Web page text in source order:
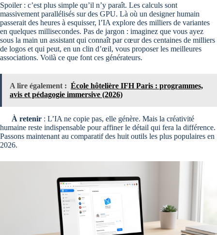
Spoiler : c’est plus simple qu’il n’y paraît. Les calculs sont
massivement parallélisés sur des GPU. Là où un designer humain
passerait des heures à esquisser, l’IA explore des milliers de variantes
en quelques millisecondes. Pas de jargon : imaginez que vous ayez
sous la main un assistant qui connaît par cœur des centaines de milliers
de logos et qui peut, en un clin d’œil, vous proposer les meilleures
associations. Voilà ce que font ces générateurs.
A lire également : École hôtelière IFH Paris : programmes,
avis et pédagogie immersive (2026)
À retenir : L’IA ne copie pas, elle génère. Mais la créativité
humaine reste indispensable pour affiner le détail qui fera la différence.
Passons maintenant au comparatif des huit outils les plus populaires en
2026.